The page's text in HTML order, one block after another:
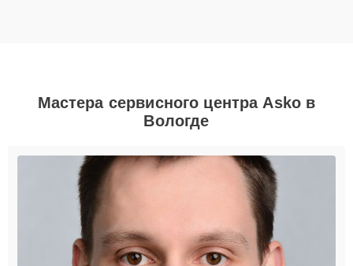
Мастера сервисного центра Asko в
Вологде